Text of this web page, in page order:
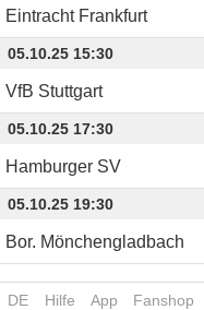
Eintracht Frankfurt
05.10.25 15:30
VfB Stuttgart
05.10.25 17:30
Hamburger SV
05.10.25 19:30
Bor. Mönchengladbach
DE Hilfe App Fanshop